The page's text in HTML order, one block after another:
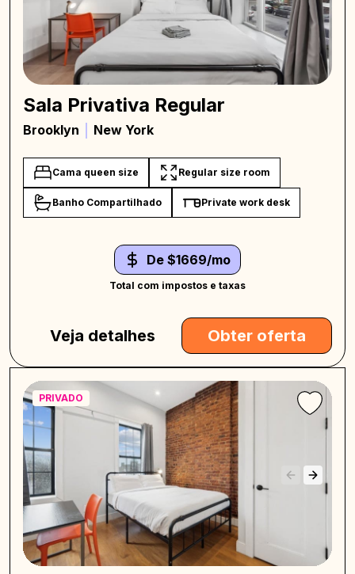
Sala Privativa Regular
Brooklyn New York
Cama queen size Regular size room
Banho Compartilhado Private work desk
De $1669/mo
Total com impostos e taxas
Veja detalhes Obter oferta
PRIVADO